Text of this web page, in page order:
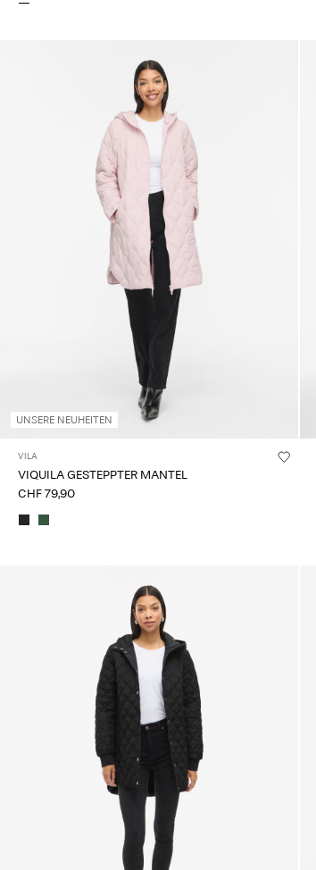
UNSERE NEUHEITEN
VILA
VIQUILA GESTEPPTER MANTEL
CHF 79,90